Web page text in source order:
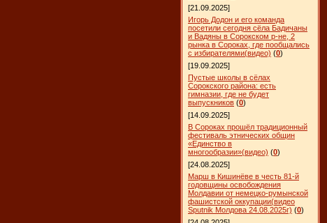
[21.09.2025]
Игорь Додон и его команда
посетили сегодня сёла Бадичаны
и Вадяны в Сорокском р-не, 2
рынка в Сороках, где пообщались
с избирателями(видео) (0)
[19.09.2025]
Пустые школы в сёлах
Сорокского района: есть
гимназии, где не будет
выпускников (0)
[14.09.2025]
В Сороках прошёл традиционный
фестиваль этнических общин
«Единство в
многообразии»(видео) (0)
[24.08.2025]
Марш в Кишинёве в честь 81-й
годовщины освобождения
Молдавии от немецко-румынской
фашистской оккупации(видео
Sputnik Молдова 24.08.2025г) (0)